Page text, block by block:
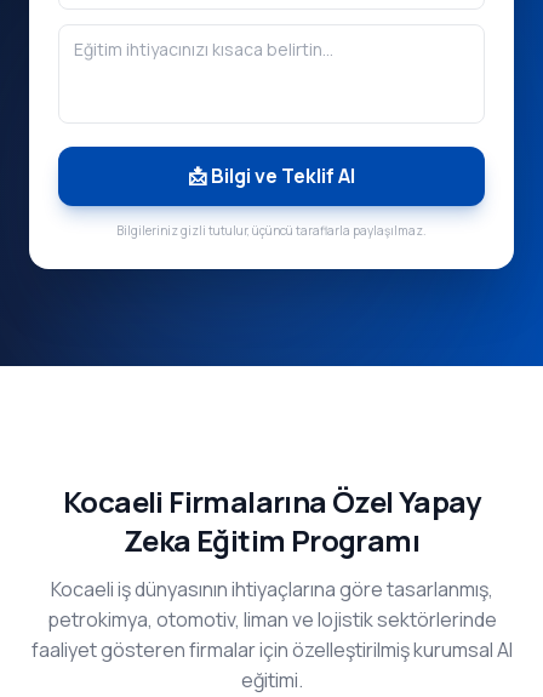
📩 Bilgi ve Teklif Al
Bilgileriniz gizli tutulur, üçüncü taraflarla paylaşılmaz.
Kocaeli Firmalarına Özel Yapay
Zeka Eğitim Programı
Kocaeli iş dünyasının ihtiyaçlarına göre tasarlanmış,
petrokimya, otomotiv, liman ve lojistik sektörlerinde
faaliyet gösteren firmalar için özelleştirilmiş kurumsal AI
eğitimi.